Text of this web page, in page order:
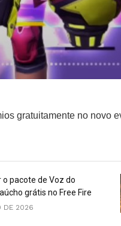
gratuitamente no novo
o pacote de Voz do
grátis no Free Fire
DE 2026